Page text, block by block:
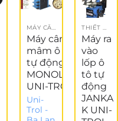
Máy cân
mâm ô tô
tự động
MONOLITH
UNI-TROL
Uni-
Trol -
Máy ra
vào
lốp ô
tô tự
động
JANKA
K UNI-